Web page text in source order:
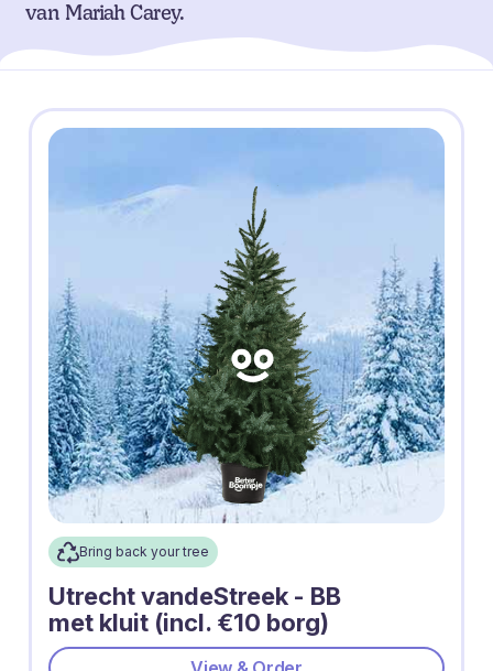
van Mariah Carey.
Bring back your tree
Utrecht vandeStreek - BB
met kluit (incl. €10 borg)